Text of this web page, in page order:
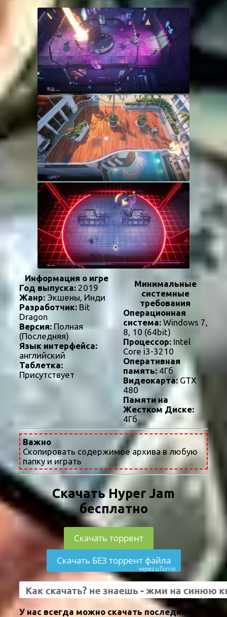
Информация о игре
Год выпуска: 2019
Жанр: Экшены, Инди
Разработчик: Bit
Dragon
Версия: Полная
(Последняя)
Язык интерфейса:
английский
Таблетка:
Присутствует
Минимальные
системные
требования
Операционная
система:Windows 7,
8, 10 (64bit)
Процессор:Intel
Core i3-3210
Оперативная
память:4Гб
Видеокарта:GTX
480
Памяти на
Жестком Диске:
4Гб
Важно
Скопировать содержимое архива в любую
папку и играть
Скачать Hyper Jam
бесплатно
Скачать торрент
Скачать БЕЗ торрент файла
через uTorria
У нас всегда можно скачать последнюю